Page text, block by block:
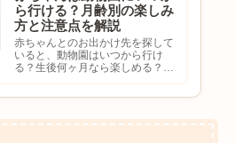
ら行ける？月齢別の楽しみ
方と注意点を解説
赤ちゃんとのお出かけ先を探して
いると、動物園はいつから行け
る？生後何ヶ月なら楽しめる？動
る定番のお出かけスポットです